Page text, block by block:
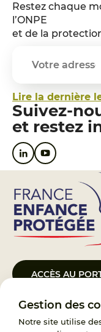
Gestion des
Notre site utilise
Restez chaque
l’ONPE
et de la
Lire la dernière
Suivez-
et restez
ACCÈS AU
Le Groupement
janvier 2023, a pour
119,